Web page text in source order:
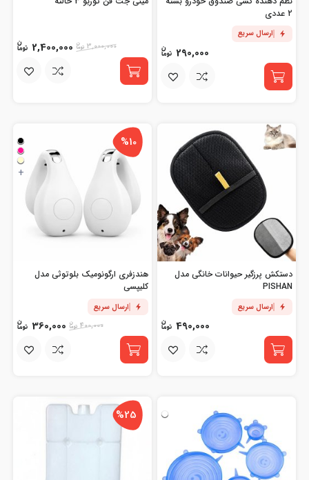
2 عددی
ارسال سریع
290,000
3,000,000
2,400,000
دستکش پرزگیر حیوانات خانگی مدل
PISHAN
ارسال سریع
490,000
%10
+
هندزفری ارگونومیک بلوتوثی مدل
کلیپسی
ارسال سریع
400,000
360,000
%25